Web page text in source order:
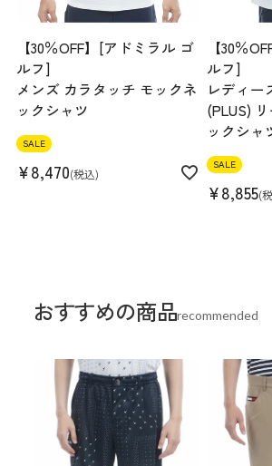
【30％OFF】[アドミラル ゴ
ルフ]
メンズ カラタッチ モックネ
ックシャツ
SALE
¥8,470 税込
【30％
ルフ]
レディー
(PLUS)
ックシャ
SALE
¥8,855
おすすめの商品recommended